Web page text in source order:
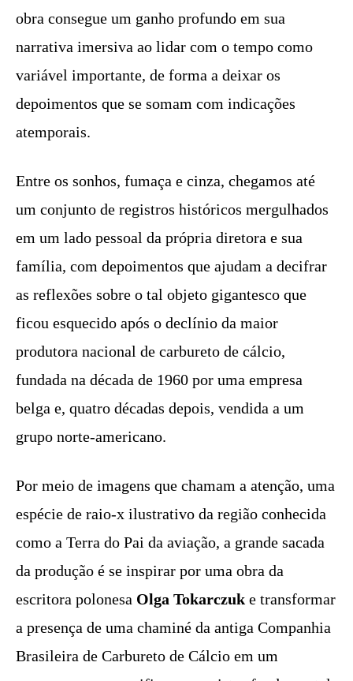
obra consegue um ganho profundo em sua
narrativa imersiva ao lidar com o tempo como
variável importante, de forma a deixar os
depoimentos que se somam com indicações
atemporais.
Entre os sonhos, fumaça e cinza, chegamos até
um conjunto de registros históricos mergulhados
em um lado pessoal da própria diretora e sua
família, com depoimentos que ajudam a decifrar
as reflexões sobre o tal objeto gigantesco que
ficou esquecido após o declínio da maior
produtora nacional de carbureto de cálcio,
fundada na década de 1960 por uma empresa
belga e, quatro décadas depois, vendida a um
grupo norte-americano.
Por meio de imagens que chamam a atenção, uma
espécie de raio-x ilustrativo da região conhecida
como a Terra do Pai da aviação, a grande sacada
da produção é se inspirar por uma obra da
escritora polonesa Olga Tokarczuk e transformar
a presença de uma chaminé da antiga Companhia
Brasileira de Carbureto de Cálcio em um